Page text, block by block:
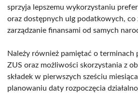
sprzyja lepszemu wykorzystaniu
oraz dostępnych ulg podatkowych, co
zarządzanie finansami od samych
Należy również pamiętać o terminach
ZUS oraz możliwości skorzystania z
składek w pierwszych sześciu
planowaniu daty rozpoczęcia